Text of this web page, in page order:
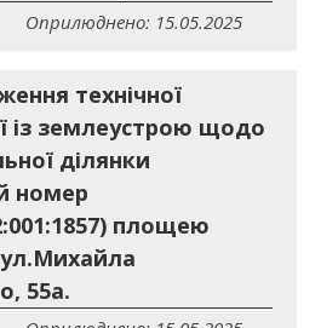
Оприлюднено: 15.05.2025
технічної
із землеустрою щодо
ділянки
номер
площею
55а.